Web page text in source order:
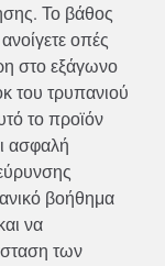
Το βάθος
οπές
στο εξάγωνο
του τρυπανιού
το προϊόν
ασφαλή
βοήθημα
να
των